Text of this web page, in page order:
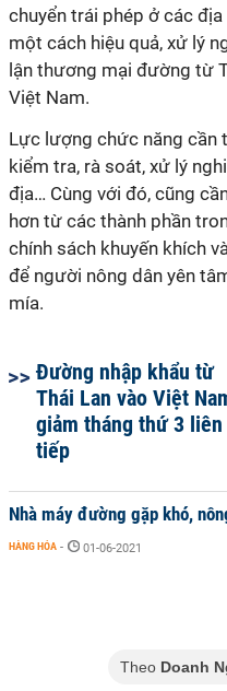
chuyển trái phép ở các
một cách hiệu quả, xử lý
lận thương mại đường từ
Việt Nam.
Lực lượng chức năng cần
kiểm tra, rà soát, xử lý
địa… Cùng với đó, cũng
hơn từ các thành phần
chính sách khuyến khích
để người nông dân yên
mía.
Đường nhập khẩu từ
Thái Lan vào Việt
giảm tháng thứ 3 liên
tiếp
Nhà máy đường gặp khó,
HÀNG HÓA - 01-06-2021
Theo Doanh